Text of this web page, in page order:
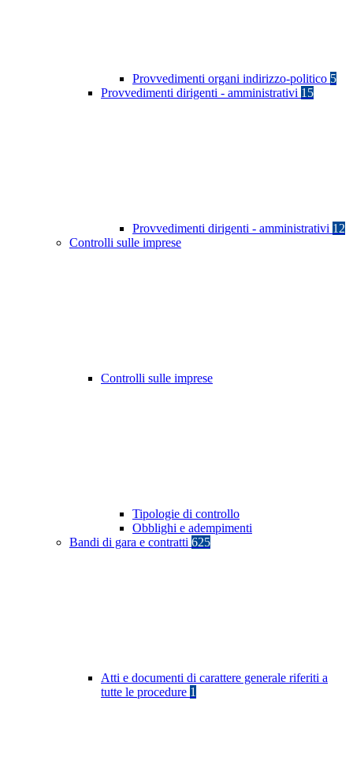
Provvedimenti organi indirizzo-politico 5
Provvedimenti dirigenti - amministrativi 15
Provvedimenti dirigenti - amministrativi 12
Controlli sulle imprese
Controlli sulle imprese
Tipologie di controllo
Obblighi e adempimenti
Bandi di gara e contratti 625
Atti e documenti di carattere generale riferiti a
tutte le procedure 1